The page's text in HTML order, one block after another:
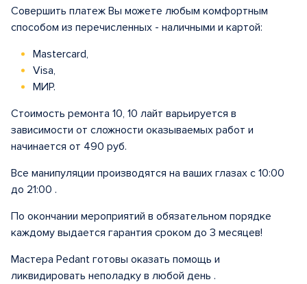
Совершить платеж Вы можете любым комфортным
способом из перечисленных - наличными и картой:
Mastercard,
Visa,
МИР.
Стоимость ремонта 10, 10 лайт варьируется в
зависимости от сложности оказываемых работ и
начинается от 490 руб.
Все манипуляции производятся на ваших глазах с 10:00
до 21:00 .
По окончании мероприятий в обязательном порядке
каждому выдается гарантия сроком до 3 месяцев!
Мастера Pedant готовы оказать помощь и
ликвидировать неполадку в любой день .